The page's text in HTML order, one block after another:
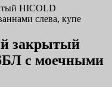
HICOLD
слева, купе
закрытый
с моечными